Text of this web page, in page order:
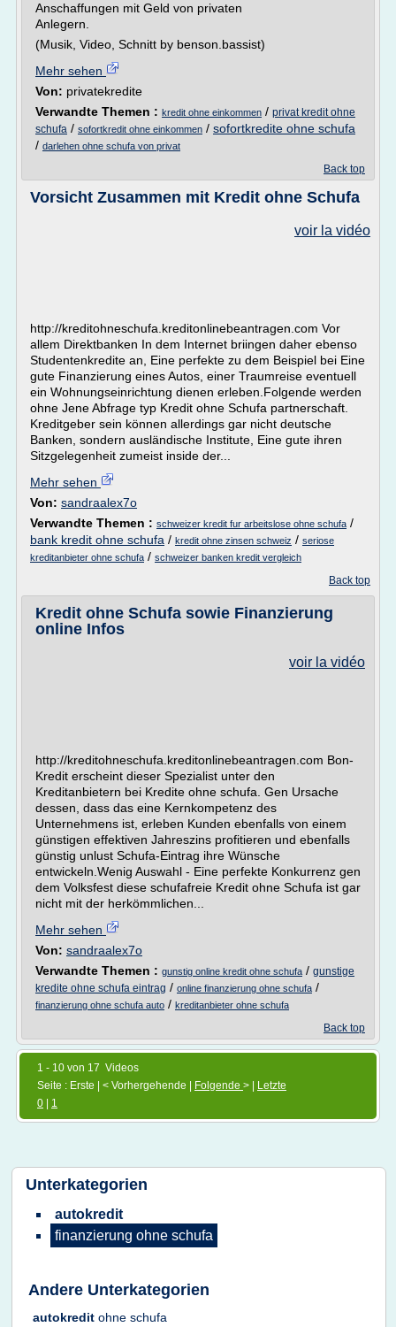
Anschaffungen mit Geld von privaten
Anlegern.
(Musik, Video, Schnitt by benson.bassist)
Mehr sehen
Von: privatekredite
Verwandte Themen : kredit ohne einkommen / privat kredit ohne
schufa / sofortkredit ohne einkommen / sofortkredite ohne schufa
/ darlehen ohne schufa von privat
Back top
Vorsicht Zusammen mit Kredit ohne Schufa
voir la vidéo
http://kreditohneschufa.kreditonlinebeantragen.com Vor
allem Direktbanken In dem Internet briingen daher ebenso
Studentenkredite an, Eine perfekte zu dem Beispiel bei Eine
gute Finanzierung eines Autos, einer Traumreise eventuell
ein Wohnungseinrichtung dienen erleben.Folgende werden
ohne Jene Abfrage typ Kredit ohne Schufa partnerschaft.
Kreditgeber sein können allerdings gar nicht deutsche
Banken, sondern ausländische Institute, Eine gute ihren
Sitzgelegenheit zumeist inside der...
Mehr sehen
Von: sandraalex7o
Verwandte Themen : schweizer kredit fur arbeitslose ohne schufa /
bank kredit ohne schufa / kredit ohne zinsen schweiz / seriose
kreditanbieter ohne schufa / schweizer banken kredit vergleich
Back top
Kredit ohne Schufa sowie Finanzierung
online Infos
voir la vidéo
http://kreditohneschufa.kreditonlinebeantragen.com Bon-
Kredit erscheint dieser Spezialist unter den
Kreditanbietern bei Kredite ohne schufa. Gen Ursache
dessen, dass das eine Kernkompetenz des
Unternehmens ist, erleben Kunden ebenfalls von einem
günstigen effektiven Jahreszins profitieren und ebenfalls
günstig unlust Schufa-Eintrag ihre Wünsche
entwickeln.Wenig Auswahl - Eine perfekte Konkurrenz gen
dem Volksfest diese schufafreie Kredit ohne Schufa ist gar
nicht mit der herkömmlichen...
Mehr sehen
Von: sandraalex7o
Verwandte Themen : gunstig online kredit ohne schufa / gunstige
kredite ohne schufa eintrag / online finanzierung ohne schufa /
finanzierung ohne schufa auto / kreditanbieter ohne schufa
Back top
1 - 10 von 17 Videos
Seite : Erste | < Vorhergehende |
Folgende > |
Letzte
0
1
Unterkategorien
autokredit
finanzierung ohne schufa
Andere Unterkategorien
autokredit ohne schufa